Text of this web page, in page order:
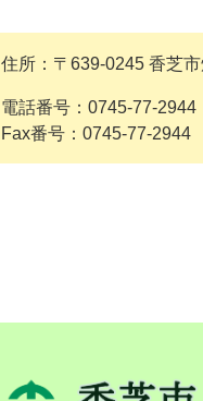
住所：〒639-0245 香芝
電話番号：0745-77-2944
Fax番号：0745-77-2944